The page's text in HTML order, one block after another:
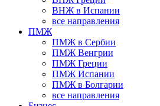
ВНЖ в Испании
все направления
ПМЖ
ПМЖ в Сербии
ПМЖ Венгрии
ПМЖ Греции
ПМЖ Испании
ПМЖ в Болгарии
все направления